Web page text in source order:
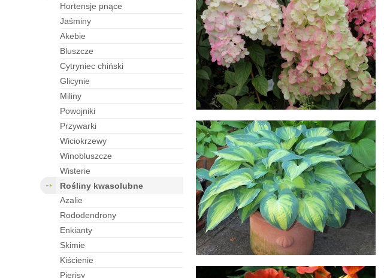
hortensje pnące
jaśminy
akebie
bluszcze
cytryniec chiński
glicynie
miliny
powojniki
przywarki
wiciokrzewy
winobluszcze
wisterie
rośliny kwasolubne
azalie
rododendrony
enkianty
skimie
kiścienie
pierisy